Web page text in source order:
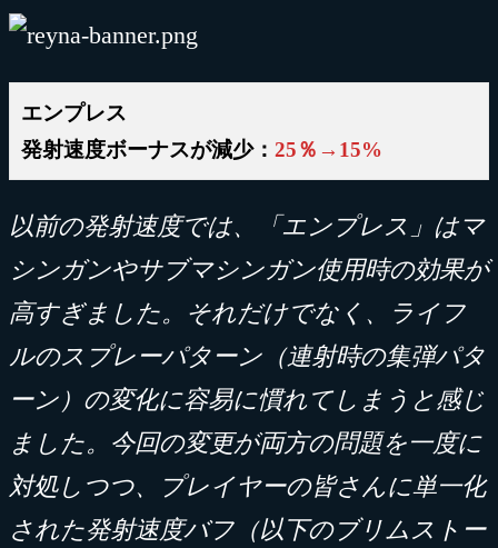
エンプレス
発射速度ボーナスが減少： 25％→15%
以前の発射速度では、「エンプレス」はマ
シンガンやサブマシンガン使用時の効果が
高すぎました。それだけでなく、ライフ
ルのスプレーパターン（連射時の集弾パタ
ーン）の変化に容易に慣れてしまうと感じ
ました。今回の変更が両方の問題を一度に
対処しつつ、プレイヤーの皆さんに単一化
された発射速度バフ（以下のブリムストー